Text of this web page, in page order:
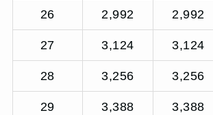
26 2,992 2,992
27 3,124 3,124
28 3,256 3,256
29 3,388 3,388